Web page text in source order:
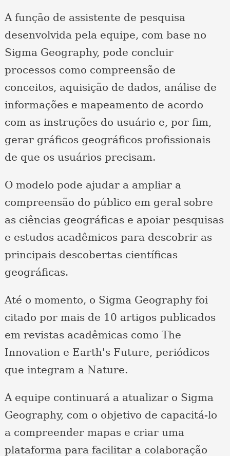
A função de assistente de pesquisa
desenvolvida pela equipe, com base no
Sigma Geography, pode concluir
processos como compreensão de
conceitos, aquisição de dados, análise de
informações e mapeamento de acordo
com as instruções do usuário e, por fim,
gerar gráficos geográficos profissionais
de que os usuários precisam.
O modelo pode ajudar a ampliar a
compreensão do público em geral sobre
as ciências geográficas e apoiar pesquisas
e estudos acadêmicos para descobrir as
principais descobertas científicas
geográficas.
Até o momento, o Sigma Geography foi
citado por mais de 10 artigos publicados
em revistas acadêmicas como The
Innovation e Earth's Future, periódicos
que integram a Nature.
A equipe continuará a atualizar o Sigma
Geography, com o objetivo de capacitá-lo
a compreender mapas e criar uma
plataforma para facilitar a colaboração